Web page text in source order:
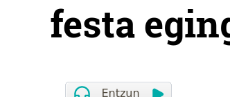
festa